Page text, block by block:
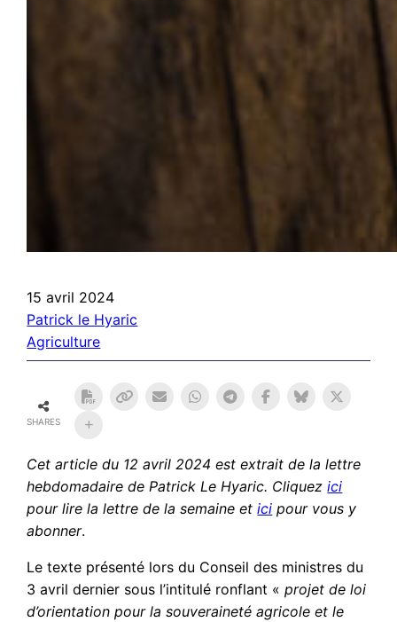
15 avril 2024
Patrick le Hyaric
Agriculture
SHARES
Cet article du 12 avril 2024 est extrait de la lettre
hebdomadaire de Patrick Le Hyaric. Cliquezici
pour lire la lettre de la semaine etici pour vous y
abonner.
Le texte présenté lors du Conseil des ministres du
3 avril dernier sous l’intitulé ronflant «projet de loi
d’orientation pour la souveraineté agricole et le